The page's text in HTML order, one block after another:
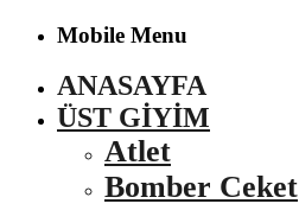
Mobile Menu
ANASAYFA
ÜST GIYIM
Atlet
Bomber Ceket